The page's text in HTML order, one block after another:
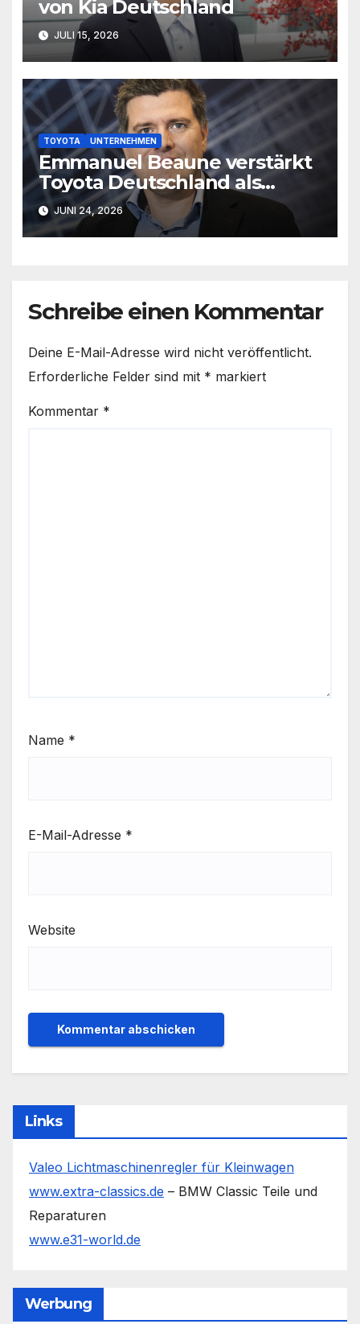
von Kia Deutschland
JULI 15, 2026
TOYOTA UNTERNEHMEN
Emmanuel Beaune verstärkt
Toyota Deutschland als
Marketingleiter
JUNI 24, 2026
Schreibe einen Kommentar
Deine E-Mail-Adresse wird nicht veröffentlicht.
Erforderliche Felder sind mit * markiert
Kommentar *
Name *
E-Mail-Adresse *
Website
Links
Valeo Lichtmaschinenregler für Kleinwagen
www.extra-classics.de – BMW Classic Teile und
Reparaturen
www.e31-world.de
Werbung